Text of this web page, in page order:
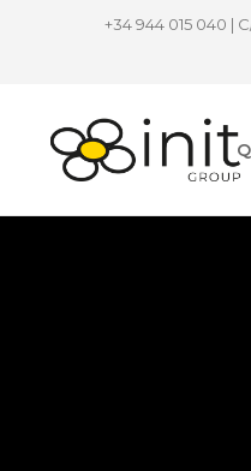
+34 944 015 040 |